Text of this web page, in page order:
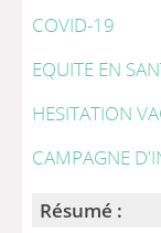
COVID-19
EQUITE EN
HESITATION
CAMPAGNE
Résumé :